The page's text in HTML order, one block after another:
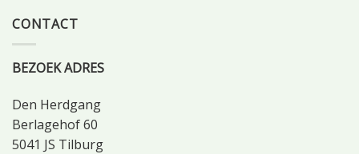
CONTACT
BEZOEK ADRES
Den Herdgang
Berlagehof 60
5041 JS Tilburg